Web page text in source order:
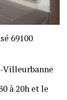
69100
Villeurbanne
à 20h et le